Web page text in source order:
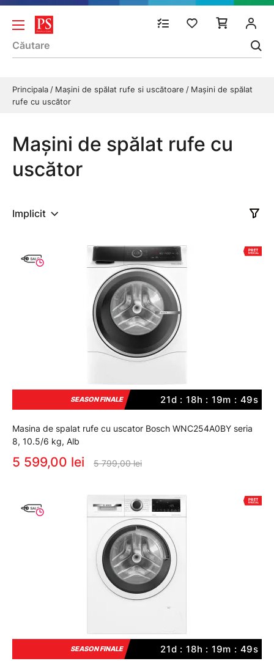
Principala Mașini de spălat rufe si uscătoare
Mașini de spălat
rufe cu uscător
Mașini de spălat rufe cu
uscător
Implicit
SEASON FINALE 21d : 18h : 19m : 48s
Masina de spalat rufe cu uscator Bosch WNC254A0BY seria
8, 10.5/6 kg, Alb
5 599,00 lei 5 799,00 lei
SEASON FINALE 21d : 18h : 19m : 48s